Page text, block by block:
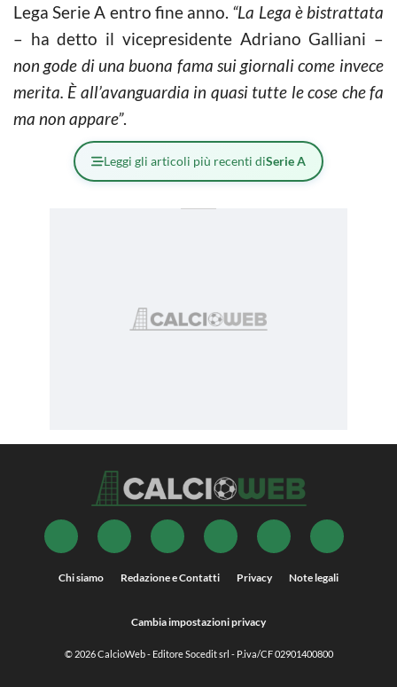
Lega Serie A entro fine anno. “La Lega è bistrattata
– ha detto il vicepresidente Adriano Galliani –
non gode di una buona fama sui giornali come invece
merita. È all’avanguardia in quasi tutte le cose che fa
ma non appare”.
Leggi gli articoli più recenti diSerie A
Chi siamo Redazione e Contatti Privacy Note legali
Cambia impostazioni privacy
© 2026CalcioWeb- Editore Socedit srl - P.iva/CF 02901400800